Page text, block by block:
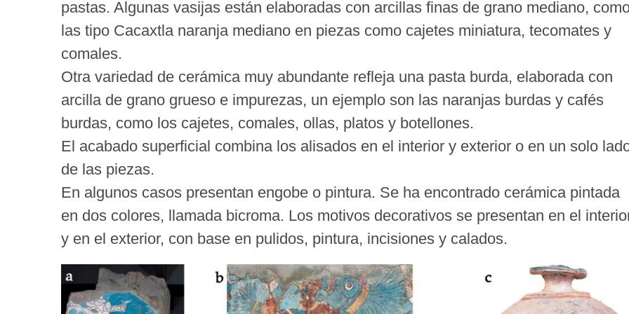
pastas. Algunas vasijas están elaboradas con arcillas finas de grano mediano,
las tipo Cacaxtla naranja mediano en piezas como cajetes miniatura, tecomates y
comales.
Otra variedad de cerámica muy abundante refleja una pasta burda, elaborada con
arcilla de grano grueso e impurezas, un ejemplo son las naranjas burdas y cafés
burdas, como los cajetes, comales, ollas, platos y botellones.
El acabado superficial combina los alisados en el interior y exterior o en un solo
de las piezas.
En algunos casos presentan engobe o pintura. Se ha encontrado cerámica pintada
en dos colores, llamada bicroma. Los motivos decorativos se presentan en el
y en el exterior, con base en pulidos, pintura, incisiones y calados.